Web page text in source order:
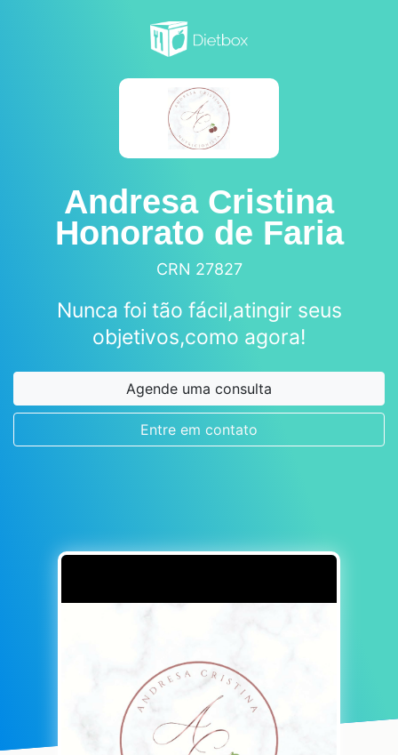
Andresa Cristina
Honorato de Faria
CRN 27827
Nunca foi tão fácil,atingir seus
objetivos,como agora!
Agende uma consulta
Entre em contato